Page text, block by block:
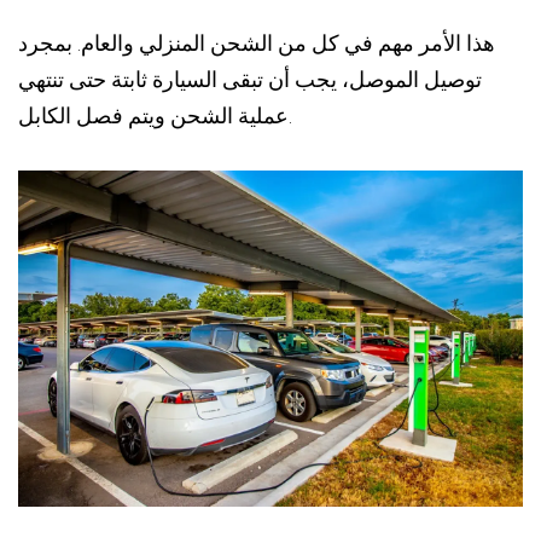
هذا الأمر مهم في كل من الشحن المنزلي والعام. بمجرد
توصيل الموصل، يجب أن تبقى السيارة ثابتة حتى تنتهي